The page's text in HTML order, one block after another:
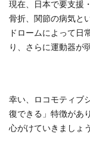
現在、日本で要支援
骨折、関節の病気と
ドロームによって日
り、さらに運動器が
幸い、ロコモティブ
復できる」特徴があ
心がけていきましょう